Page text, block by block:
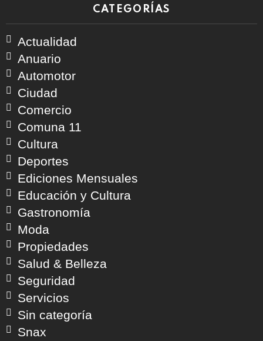
CATEGORÍAS
Actualidad
Anuario
Automotor
Ciudad
Comercio
Comuna 11
Cultura
Deportes
Ediciones Mensuales
Educación y Cultura
Gastronomía
Moda
Propiedades
Salud & Belleza
Seguridad
Servicios
Sin categoría
Snax